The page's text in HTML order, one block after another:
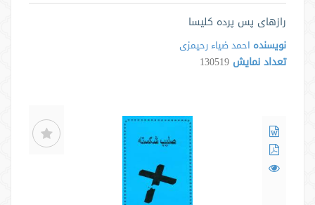
رازهای پس پرده کلیسا
نویسنده احمد ضیاء رحیمزی
تعداد نمایش 130519